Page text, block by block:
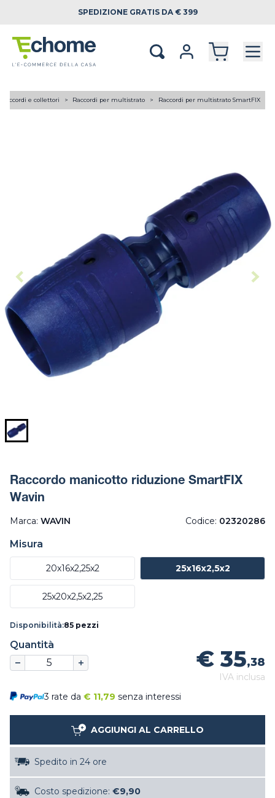
SPEDIZIONE GRATIS DA € 399
Raccordi e collettori Raccordi per multistrato Raccordi per multistrato SmartFIX
Raccordo manicotto riduzione SmartFIX
Wavin
Marca: WAVIN Codice: 02320286
Misura
20x16x2,25x2 25x16x2,5x2
25x20x2,5x2,25
Disponibilità:85 pezzi
Quantità
€ 35,38
IVA inclusa
3 rate da € 11,79 senza interessi
AGGIUNGI AL CARRELLO
Spedito in 24 ore
Costo spedizione: €9,90